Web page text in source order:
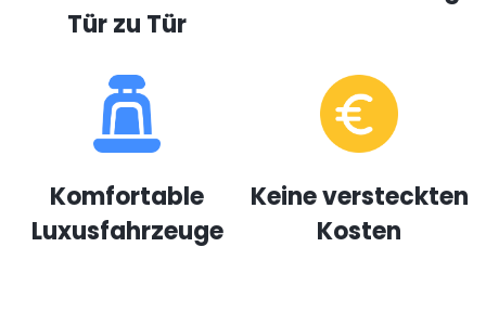
Tür zu Tür
Komfortable
Luxusfahrzeuge
Keine versteckten
Kosten